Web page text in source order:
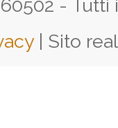
-
| Sito